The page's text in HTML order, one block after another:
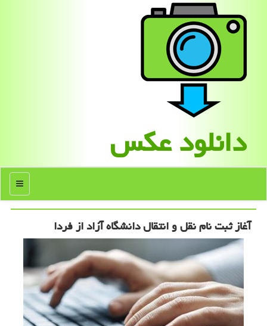
دانلود عكس
منو
آغاز ثبت نام نقل و انتقال دانشگاه آزاد از فردا